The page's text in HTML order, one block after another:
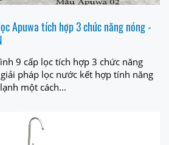
Apuwa tích hợp 3 chức năng nóng -
9 cấp lọc tích hợp 3 chức năng
pháp lọc nước kết hợp tính năng
một cách...